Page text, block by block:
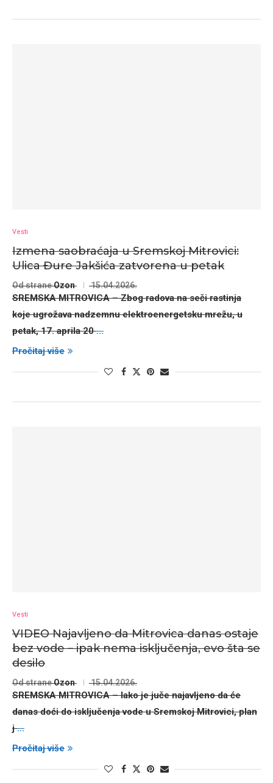
Vesti
Izmena saobraćaja u Sremskoj Mitrovici:
Ulica Đure Jakšića zatvorena u petak
Od straneOzon 15.04.2026.
SREMSKA MITROVICA– Zbog radova na seči rastinja
koje ugrožava nadzemnu elektroenergetsku mrežu, u
petak,17. aprila 20...
Pročitaj više
Vesti
VIDEO Najavljeno da Mitrovica danas ostaje
bez vode – ipak nema isključenja, evo šta se
desilo
Od straneOzon 15.04.2026.
SREMSKA MITROVICA– Iako je juče najavljeno da će
danas doći doisključenja vode u Sremskoj Mitrovici, plan
j...
Pročitaj više